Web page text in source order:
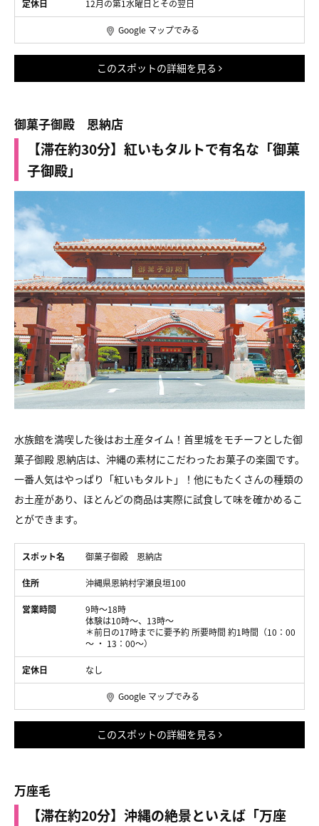
定休日 12月の第1水曜日とその翌日
Google マップでみる
このスポットの詳細を見る
御菓子御殿 恩納店
【滞在約30分】紅いもタルトで有名な「御菓
子御殿」
水族館を満喫した後はお土産タイム！首里城をモチーフとした御
菓子御殿 恩納店は、沖縄の素材にこだわったお菓子の楽園です。
一番人気はやっぱり「紅いもタルト」！他にもたくさんの種類の
お土産があり、ほとんどの商品は実際に試食して味を確かめるこ
とができます。
スポット名 御菓子御殿 恩納店
住所 沖縄県恩納村字瀬良垣100
営業時間
9時～18時
体験は10時～、13時～
＊前日の17時までに要予約 所要時間 約1時間（10：00
～ ・ 13：00～）
定休日 なし
Google マップでみる
このスポットの詳細を見る
万座毛
【滞在約20分】沖縄の絶景といえば「万座